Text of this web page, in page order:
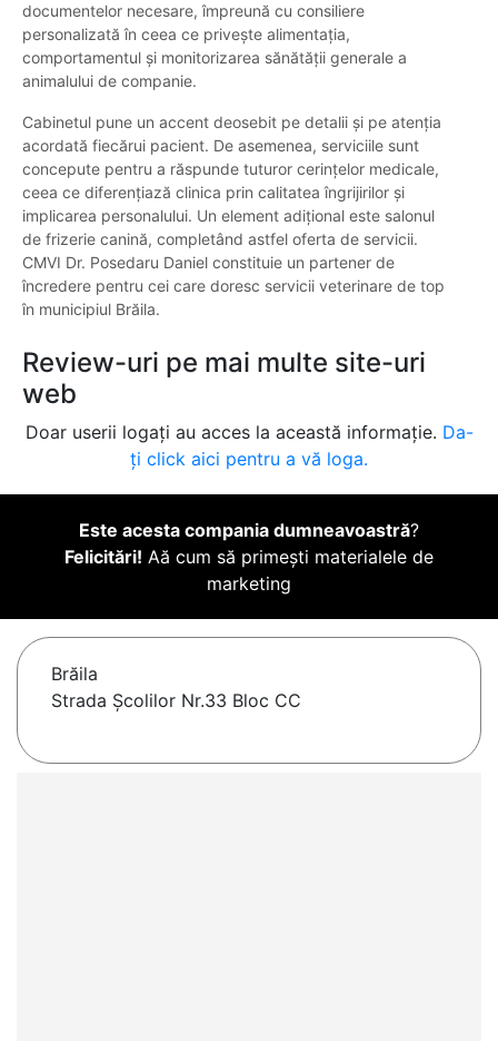
documentelor necesare, împreună cu consiliere
personalizată în ceea ce privește alimentația,
comportamentul și monitorizarea sănătății generale a
animalului de companie.
Cabinetul pune un accent deosebit pe detalii și pe atenția
acordată fiecărui pacient. De asemenea, serviciile sunt
concepute pentru a răspunde tuturor cerințelor medicale,
ceea ce diferențiază clinica prin calitatea îngrijirilor și
implicarea personalului. Un element adițional este salonul
de frizerie canină, completând astfel oferta de servicii.
CMVI Dr. Posedaru Daniel constituie un partener de
încredere pentru cei care doresc servicii veterinare de top
în municipiul Brăila.
Review-uri pe mai multe site-uri
web
Doar userii logați au acces la această informație. Da-
ți click aici pentru a vă loga.
Este acesta compania dumneavoastră?
Felicitări! Aă cum să primești materialele de
marketing
Brăila
Strada Școlilor Nr.33 Bloc CC